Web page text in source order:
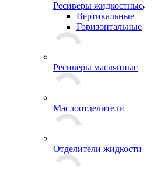
Ресиверы жидкостные
Вертикальные
Горизонтальные
Ресиверы маслянные
Маслоотделители
Отделители жидкости